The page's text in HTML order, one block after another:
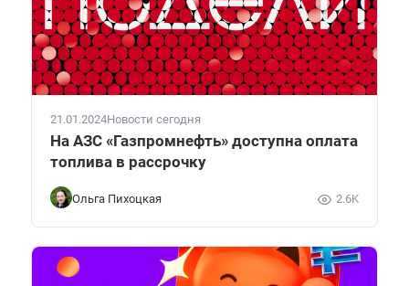
21.01.2024Новости сегодня
На АЗС «Газпромнефть» доступна оплата
топлива в рассрочку
Ольга Пихоцкая 2.6K